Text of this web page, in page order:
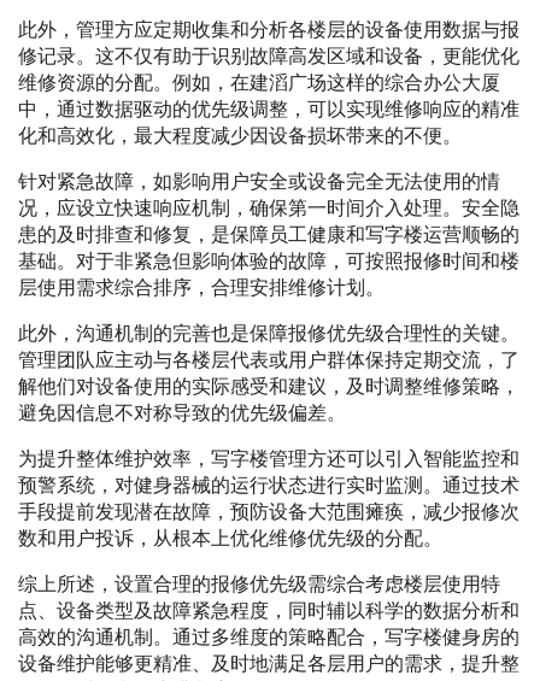
此外，管理方应定期收集和分析各楼层的设备使用数据与报
修记录。这不仅有助于识别故障高发区域和设备，更能优化
维修资源的分配。例如，在建滔广场这样的综合办公大厦
中，通过数据驱动的优先级调整，可以实现维修响应的精准
化和高效化，最大程度减少因设备损坏带来的不便。
针对紧急故障，如影响用户安全或设备完全无法使用的情
况，应设立快速响应机制，确保第一时间介入处理。安全隐
患的及时排查和修复，是保障员工健康和写字楼运营顺畅的
基础。对于非紧急但影响体验的故障，可按照报修时间和楼
层使用需求综合排序，合理安排维修计划。
此外，沟通机制的完善也是保障报修优先级合理性的关键。
管理团队应主动与各楼层代表或用户群体保持定期交流，了
解他们对设备使用的实际感受和建议，及时调整维修策略，
避免因信息不对称导致的优先级偏差。
为提升整体维护效率，写字楼管理方还可以引入智能监控和
预警系统，对健身器械的运行状态进行实时监测。通过技术
手段提前发现潜在故障，预防设备大范围瘫痪，减少报修次
数和用户投诉，从根本上优化维修优先级的分配。
综上所述，设置合理的报修优先级需综合考虑楼层使用特
点、设备类型及故障紧急程度，同时辅以科学的数据分析和
高效的沟通机制。通过多维度的策略配合，写字楼健身房的
设备维护能够更精准、及时地满足各层用户的需求，提升整